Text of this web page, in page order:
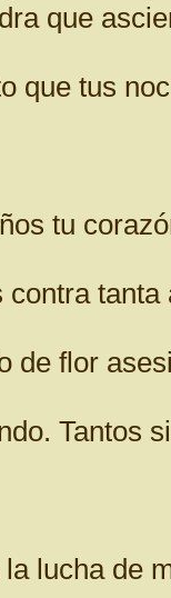
que
que tus
tu
tanta
de flor
Tantos
lucha de